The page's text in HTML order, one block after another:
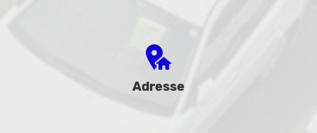
Adresse